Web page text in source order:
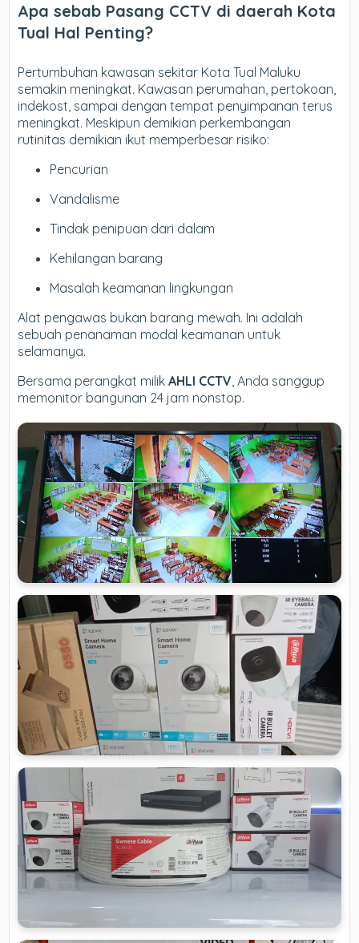
Apa sebab Pasang CCTV di daerah Kota
Tual Hal Penting?
Pertumbuhan kawasan sekitar Kota Tual Maluku
semakin meningkat. Kawasan perumahan, pertokoan,
indekost, sampai dengan tempat penyimpanan terus
meningkat. Meskipun demikian perkembangan
rutinitas demikian ikut memperbesar risiko:
Pencurian
Vandalisme
Tindak penipuan dari dalam
Kehilangan barang
Masalah keamanan lingkungan
Alat pengawas bukan barang mewah. Ini adalah
sebuah penanaman modal keamanan untuk
selamanya.
Bersama perangkat milikAHLI CCTV, Anda sanggup
memonitor bangunan 24 jam nonstop.